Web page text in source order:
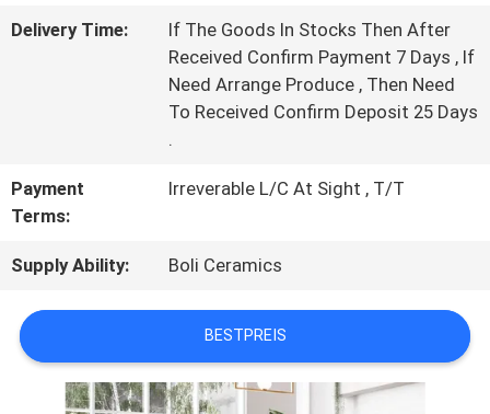
MIT
BITTE UM
EIN
ANGEBOT
SITEMAP
Delivery Time:
If The Goods In Stocks Then After
Received Confirm Payment 7 Days , If
Need Arrange Produce , Then Need
To Received Confirm Deposit 25 Days
.
Payment
Terms:
Irreverable L/C At Sight , T/T
Supply Ability: Boli Ceramics
BESTPREIS